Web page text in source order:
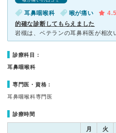
耳鼻咽喉科 喉が痛い
4.5
的確な診断してもらえました
診療科目：
耳鼻咽喉科
専門医・資格：
耳鼻咽喉科専門医
診療時間
月 火